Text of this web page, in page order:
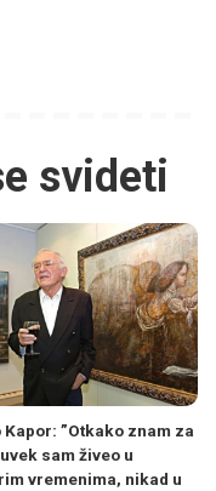
svideti
Kapor: ”Otkako znam za
sam živeo u
vremenima, nikad u